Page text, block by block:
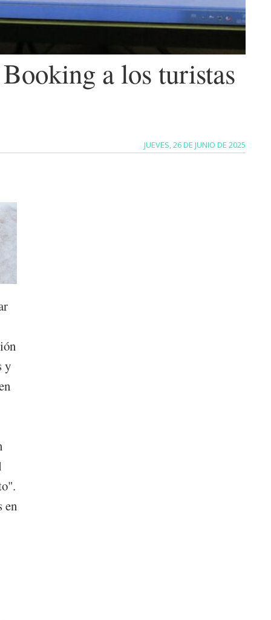
a los turistas
JUEVES, 26 DE JUNIO DE 2025
y
en